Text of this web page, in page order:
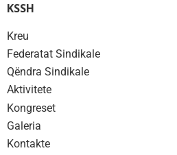
KSSH
Kreu
Federatat Sindikale
Qëndra Sindikale
Aktivitete
Kongreset
Galeria
Kontakte